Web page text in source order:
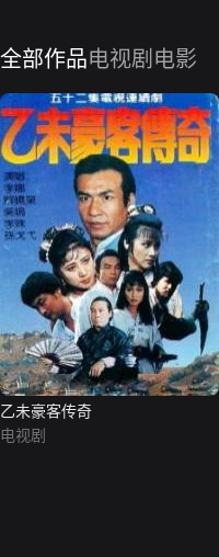
全部作品电视剧 电影
乙未豪客传奇
电视剧